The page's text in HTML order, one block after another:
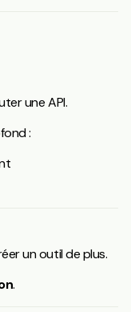
une API.
:
un outil de plus.
.